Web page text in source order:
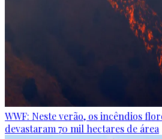
WWF: Neste verão, os incêndios
devastaram 70 mil hectares de área